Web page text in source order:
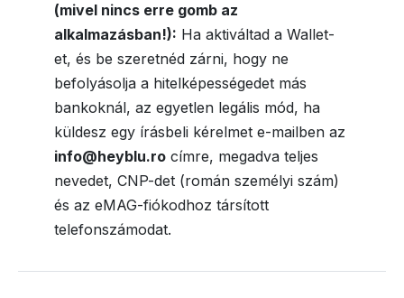
(mivel nincs erre gomb az
alkalmazásban!): Ha aktiváltad a Wallet-
et, és be szeretnéd zárni, hogy ne
befolyásolja a hitelképességedet más
bankoknál, az egyetlen legális mód, ha
küldesz egy írásbeli kérelmet e-mailben az
info@heyblu.ro címre, megadva teljes
nevedet, CNP-det (román személyi szám)
és az eMAG-fiókodhoz társított
telefonszámodat.